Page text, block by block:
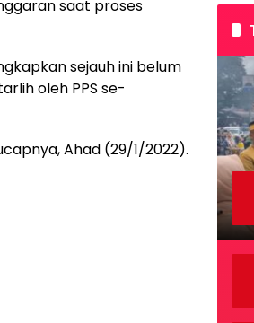
saat proses
sejauh ini belum
oleh PPS se-
Ahad (29/1/2022).